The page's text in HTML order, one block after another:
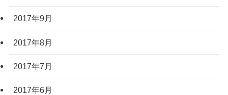
2017年9月
2017年8月
2017年7月
2017年6月